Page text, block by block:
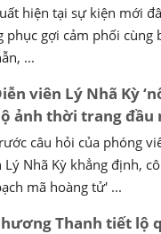
hiện tại sự kiện mới
phục gợi cảm phối cùng
...
viên Lý Nhã Kỳ
ảnh thời trang đầu
câu hỏi của phóng
Nhã Kỳ khẳng định,
mã hoàng tử' ...
Thanh tiết lộ